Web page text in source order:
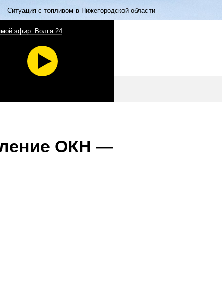
Ситуация с топливом в Нижегородской области
эфир. Волга 24
ОКН —